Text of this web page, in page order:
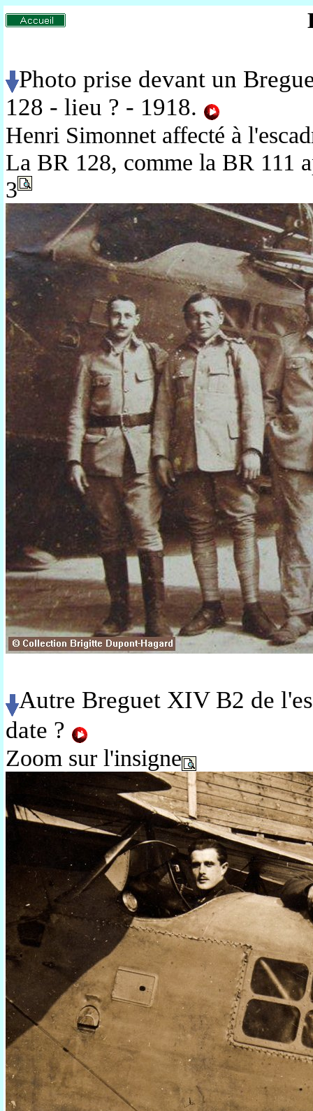
Photo prise devant un
128 - lieu ? - 1918.
Henri Simonnet affecté à
La BR 128, comme la BR 111
3
Autre Breguet XIV B2 de
date ?
Zoom sur l'insigne